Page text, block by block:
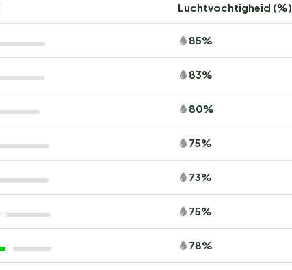
Luchtvochtigheid (%)
85%
83%
80%
75%
73%
75%
78%